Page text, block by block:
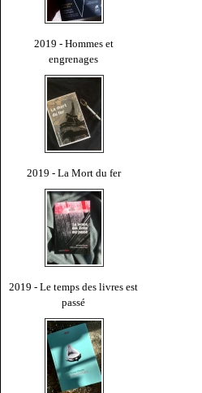
2019 - Hommes et
engrenages
2019 - La Mort du fer
2019 - Le temps des livres est
passé